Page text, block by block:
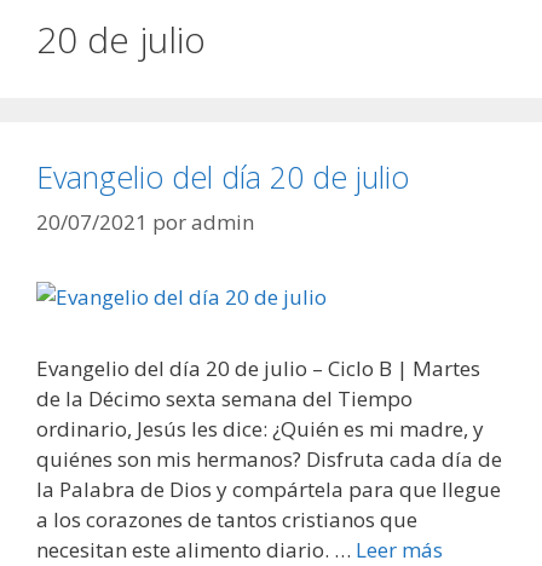
20 de julio
Evangelio del día 20 de julio
20/07/2021 poradmin
Evangelio del día 20 de julio – Ciclo B | Martes
de la Décimo sexta semana del Tiempo
ordinario, Jesús les dice: ¿Quién es mi madre, y
quiénes son mis hermanos? Disfruta cada día de
la Palabra de Dios y compártela para que llegue
a los corazones de tantos cristianos que
necesitan este alimento diario. … Leer más